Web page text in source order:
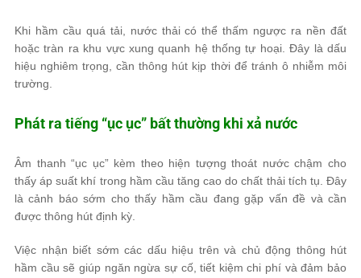
Khi hầm cầu quá tải, nước thải có thể thấm ngược ra nền đất
hoặc tràn ra khu vực xung quanh hệ thống tự hoại. Đây là dấu
hiệu nghiêm trọng, cần thông hút kịp thời để tránh ô nhiễm môi
trường.
Phát ra tiếng “ục ục” bất thường khi xả nước
Âm thanh “ục ục” kèm theo hiện tượng thoát nước chậm cho
thấy áp suất khí trong hầm cầu tăng cao do chất thải tích tụ. Đây
là cảnh báo sớm cho thấy hầm cầu đang gặp vấn đề và cần
được thông hút định kỳ.
Việc nhận biết sớm các dấu hiệu trên và chủ động thông hút
hầm cầu sẽ giúp ngăn ngừa sự cố, tiết kiệm chi phí và đảm bảo